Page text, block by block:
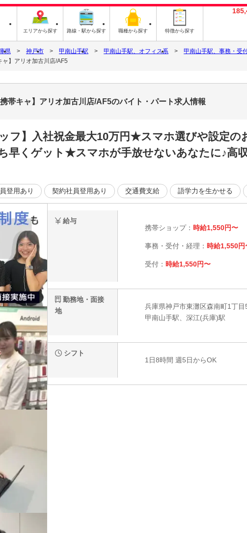
エリアから探す 路線・駅から探す 職種から探す 特徴から探す
県 神戸市 甲南山手駅 甲南山手駅、オフィス系
甲南山手駅、事務・受
】アリオ加古川店/AF5
帯キャ】アリオ加古川店/AF5のバイト・パート求人情報
ッフ】入社祝金最大10万円★スマホ選びや設定
早くゲット★スマホが手放せないあなたに♪高
登用あり 契約社員登用あり 交通費支給 語学力を生かせる
給与
携帯ショップ： 時給1,550円〜
事務・受付・経理： 時給1,550円
受付： 時給1,550円〜
勤務地・面接
地
兵庫県神戸市東灘区森南町1丁目
甲南山手駅、深江(兵庫)駅
シフト
1日8時間 週5日からOK